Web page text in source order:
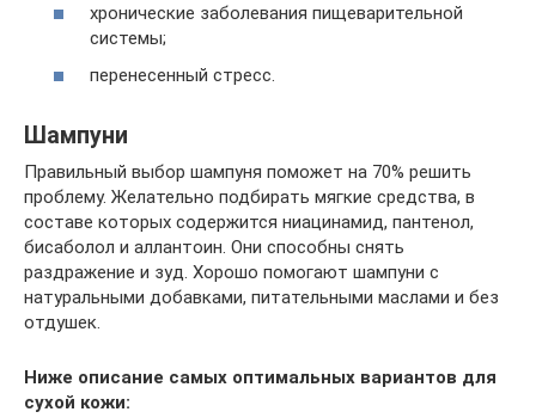
хронические заболевания пищеварительной
системы;
перенесенный стресс.
Шампуни
Правильный выбор шампуня поможет на 70% решить
проблему. Желательно подбирать мягкие средства, в
составе которых содержится ниацинамид, пантенол,
бисаболол и аллантоин. Они способны снять
раздражение и зуд. Хорошо помогают шампуни с
натуральными добавками, питательными маслами и без
отдушек.
Ниже описание самых оптимальных вариантов для
сухой кожи: